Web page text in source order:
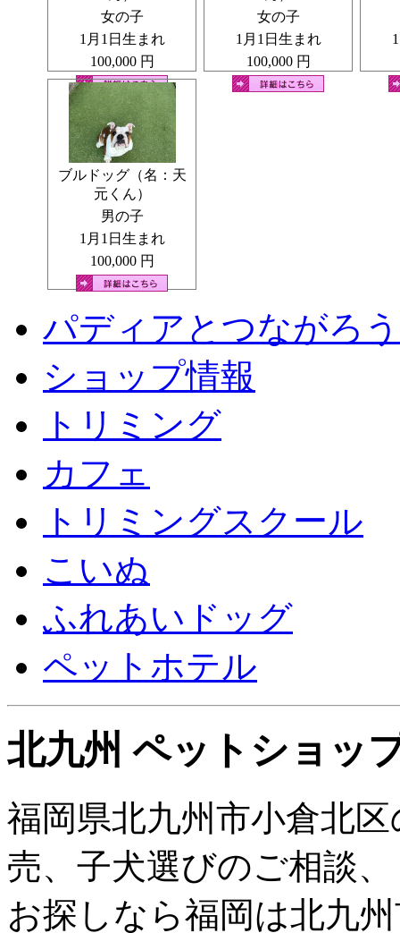
犬種の犬質向上及びその犬種が有する体質改良を目的
ご見学・お迎えについて
完全予約制でのご案内となります
見学可能時間：月～日曜日(祝含む) 11:00～16:00迄
※当日の見学希望も大歓迎です
頭金のご入金もしくはご成約が決まり次第、他のご
ご見学予約・ご相談について
メールでのお問い合わせ
LINEでのお問い合わせ
※LINEでのお問い合わせ時は、お名前の明記をお願いい
※PCの方は、「友だち追加」ボタンをクリックし、表
※スマートフォンの方は、「友だち追加」ボタンをタッ
電話でのお問い合わせ
大変申し訳ございません。お電話でのお問い
毎日たくさんのお問い合わせをいただきますので、お
しまいます。
そのため当社では、お電話でのお問い合わせは受け付け
何卒ご理解・ご協力のほど、よろしくお願いいたします
犬舎でお迎えの場合
平日にお迎えいただいた場合、表示価格より5,000円引
土日のご見学→お迎えが平日の場合でも割引の対象とな
割引額が高い施策のみの適用となりますので予めご了
北九州市でのお迎えを希望する場合
福岡県北九州市に本社があり
本社に、いる子もいますので電話でご確認や本社にで
ください
女の子
1月1日生まれ
100,000 円
女の子
1月1日生まれ
100,000 円
ブルドッグ（名：天
元くん）
男の子
1月1日生まれ
100,000 円
パディアとつながろう
ショップ情報
トリミング
カフェ
トリミングスクール
こいぬ
ふれあいドッグ
ペットホテル
北九州 ペットショッ
福岡県北九州市小倉北
売、子犬選びのご相談
お探しなら福岡は北九